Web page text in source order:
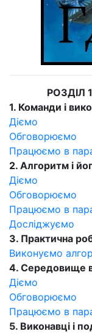
РОЗДІЛ
1. Команди і
Діємо
Обговорюємо
Працюємо в
2. Алгоритм і
Діємо
Обговорюємо
Працюємо в
Досліджуємо
3. Практична
Виконуємо
4. Середовище
Діємо
Обговорюємо
Працюємо в
5. Виконавці і